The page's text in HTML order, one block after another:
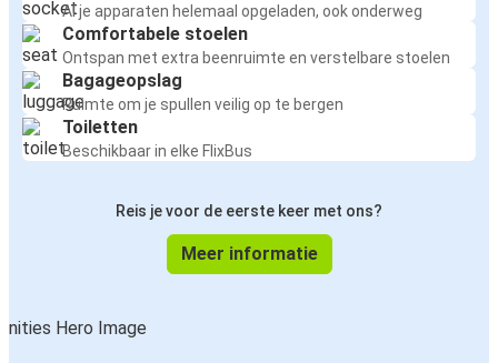
Al je apparaten helemaal opgeladen, ook onderweg
Comfortabele stoelen
Ontspan met extra beenruimte en verstelbare stoelen
Bagageopslag
Ruimte om je spullen veilig op te bergen
Toiletten
Beschikbaar in elke FlixBus
Reis je voor de eerste keer met ons?
Meer informatie